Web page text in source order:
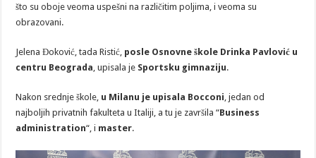
što su oboje veoma uspešni na različitim poljima, i veoma su
obrazovani.
Jelena Đoković, tada Ristić, posle Osnovne škole Drinka Pavlović u
centru Beograda , upisala je Sportsku gimnaziju.
Nakon srednje škole, u Milanu je upisala Bocconi , jedan od
najboljih privatnih fakulteta u Italiji, a tu je završila “Business
administration“, i master.